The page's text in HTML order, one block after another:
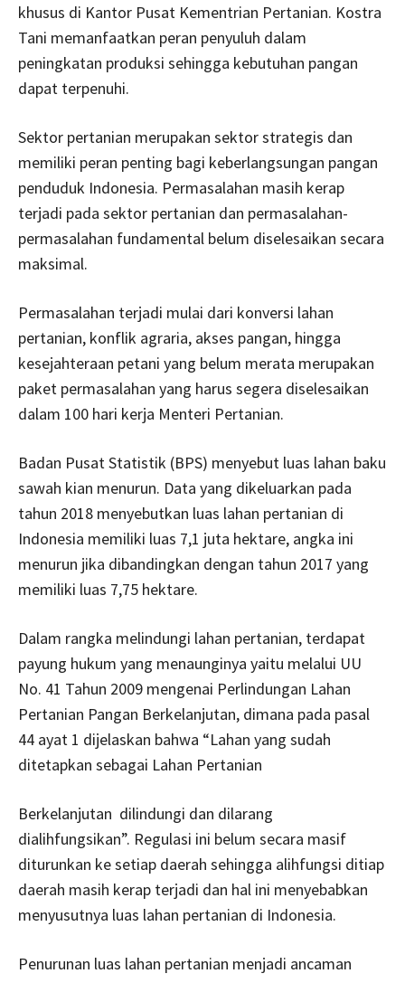
khusus di Kantor Pusat Kementrian Pertanian. Kostra
Tani memanfaatkan peran penyuluh dalam
peningkatan produksi sehingga kebutuhan pangan
dapat terpenuhi.
Sektor pertanian merupakan sektor strategis dan
memiliki peran penting bagi keberlangsungan pangan
penduduk Indonesia. Permasalahan masih kerap
terjadi pada sektor pertanian dan permasalahan-
permasalahan fundamental belum diselesaikan secara
maksimal.
Permasalahan terjadi mulai dari konversi lahan
pertanian, konflik agraria, akses pangan, hingga
kesejahteraan petani yang belum merata merupakan
paket permasalahan yang harus segera diselesaikan
dalam 100 hari kerja Menteri Pertanian.
Badan Pusat Statistik (BPS) menyebut luas lahan baku
sawah kian menurun. Data yang dikeluarkan pada
tahun 2018 menyebutkan luas lahan pertanian di
Indonesia memiliki luas 7,1 juta hektare, angka ini
menurun jika dibandingkan dengan tahun 2017 yang
memiliki luas 7,75 hektare.
Dalam rangka melindungi lahan pertanian, terdapat
payung hukum yang menaunginya yaitu melalui UU
No. 41 Tahun 2009 mengenai Perlindungan Lahan
Pertanian Pangan Berkelanjutan, dimana pada pasal
44 ayat 1 dijelaskan bahwa “Lahan yang sudah
ditetapkan sebagai Lahan Pertanian
Berkelanjutan dilindungi dan dilarang
dialihfungsikan”. Regulasi ini belum secara masif
diturunkan ke setiap daerah sehingga alihfungsi ditiap
daerah masih kerap terjadi dan hal ini menyebabkan
menyusutnya luas lahan pertanian di Indonesia.
Penurunan luas lahan pertanian menjadi ancaman